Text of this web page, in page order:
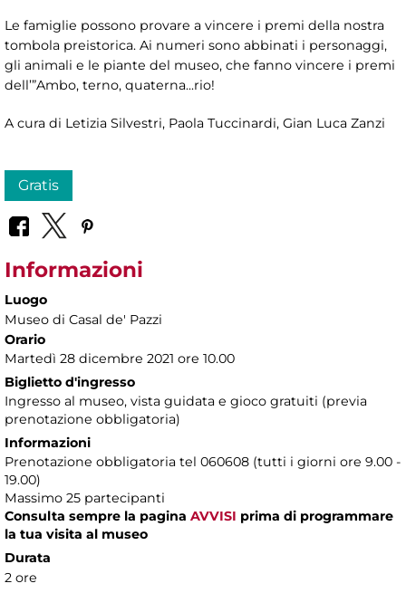
Le famiglie possono provare a vincere i premi della nostra
tombola preistorica. Ai numeri sono abbinati i personaggi,
gli animali e le piante del museo, che fanno vincere i premi
dell’”Ambo, terno, quaterna...rio!
A cura di Letizia Silvestri, Paola Tuccinardi, Gian Luca Zanzi
Gratis
Informazioni
Luogo
Museo di Casal de' Pazzi
Orario
Martedì 28 dicembre 2021 ore 10.00
Biglietto d'ingresso
Ingresso al museo, vista guidata e gioco gratuiti (previa
prenotazione obbligatoria)
Informazioni
Prenotazione obbligatoria tel 060608 (tutti i giorni ore 9.00 -
19.00)
Massimo 25 partecipanti
Consulta sempre la pagina AVVISI prima di programmare
la tua visita al museo
Durata
2 ore